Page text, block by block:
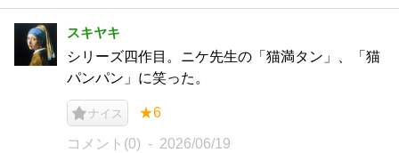
スキヤキ
シリーズ四作目。ニケ先生の「猫満タン」、「猫
パンパン」に笑った。
ナイス ★6
コメント(0) 2026/06/19